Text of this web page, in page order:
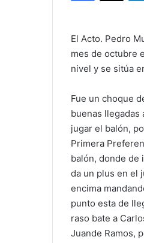
El Acto. Pedro
mes de octubre
nivel y se sitúa
Fue un choque
buenas llegadas
jugar el balón,
Primera
balón, donde de
da un plus en el
encima
punto esta de
raso bate a
Juande Ramos,